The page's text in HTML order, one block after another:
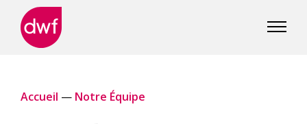
Accueil — Notre Équipe